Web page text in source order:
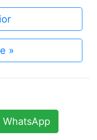
»